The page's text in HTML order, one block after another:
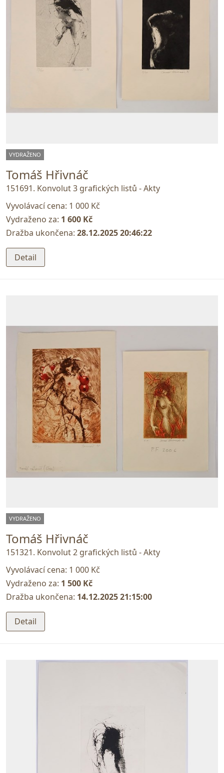
VYDRAŽENO
Tomáš Hřivnáč
151691. Konvolut 3 grafických listů - Akty
Vyvolávací cena: 1 000 Kč
Vydraženo za: 1 600 Kč
Dražba ukončena: 28.12.2025 20:46:22
Detail
VYDRAŽENO
Tomáš Hřivnáč
151321. Konvolut 2 grafických listů - Akty
Vyvolávací cena: 1 000 Kč
Vydraženo za: 1 500 Kč
Dražba ukončena: 14.12.2025 21:15:00
Detail